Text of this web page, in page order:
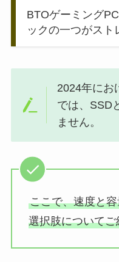
BTOゲーミング
ックの一つがスト
2024年にお
では、SSD
ません。
ここで、速度と
選択肢について